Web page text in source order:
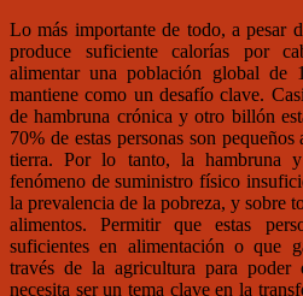
Lo más importante de todo, a pesar
produce suficiente calorías por
alimentar una población global de
mantiene como un desafío clave.
de hambruna crónica y otro billón
70% de estas personas son
tierra. Por lo tanto, la hambruna
fenómeno de suministro físico
la prevalencia de la pobreza, y sobre
alimentos. Permitir que estas
suficientes en alimentación o que
través de la agricultura para poder
necesita ser un tema clave en la